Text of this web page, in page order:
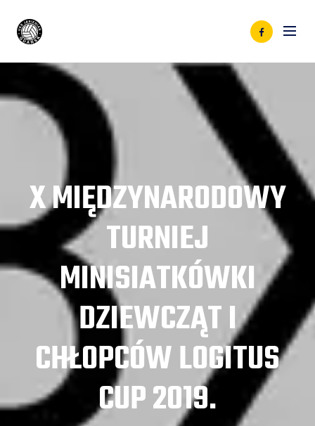
X MIĘDZYNARODOWY
TURNIEJ
MINISIATKÓWKI
DZIEWCZĄT I
CHŁOPCÓW LOGITUS
CUP 2019.